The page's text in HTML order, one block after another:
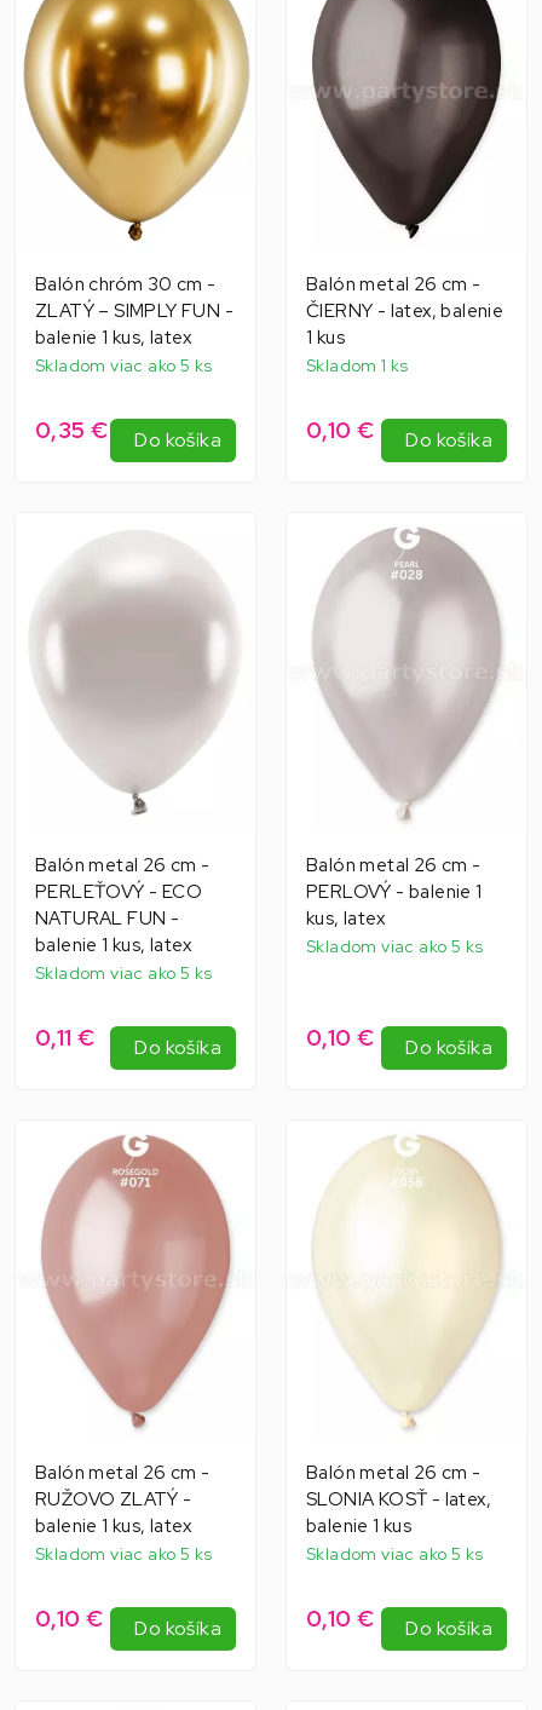
Balón chróm 30 cm -
ZLATÝ – SIMPLY FUN -
balenie 1 kus, latex
Skladom viac ako 5 ks
0,35 € Do košíka
Balón metal 26 cm -
ČIERNY - latex, balenie
1 kus
Skladom 1 ks
0,10 € Do košíka
Balón metal 26 cm -
PERLEŤOVÝ - ECO
NATURAL FUN -
balenie 1 kus, latex
Skladom viac ako 5 ks
0,11 € Do košíka
Balón metal 26 cm -
PERLOVÝ - balenie 1
kus, latex
Skladom viac ako 5 ks
0,10 € Do košíka
Balón metal 26 cm -
RUŽOVO ZLATÝ -
balenie 1 kus, latex
Skladom viac ako 5 ks
0,10 € Do košíka
Balón metal 26 cm -
SLONIA KOSŤ - latex,
balenie 1 kus
Skladom viac ako 5 ks
0,10 € Do košíka